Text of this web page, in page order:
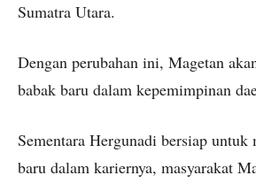
Sumatra Utara.
Dengan perubahan ini, Magetan
babak baru dalam kepemimpinan
Sementara Hergunadi bersiap untuk
baru dalam kariernya, masyarakat